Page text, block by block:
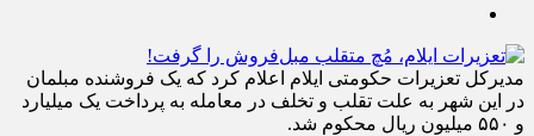
مدیرکل تعزیرات حکومتی ایلام اعلام کرد که یک فروشنده مبلمان
در این شهر به علت تقلب و تخلف در معامله به پرداخت یک میلیارد
و ۵۵۰ میلیون ریال محکوم شد.